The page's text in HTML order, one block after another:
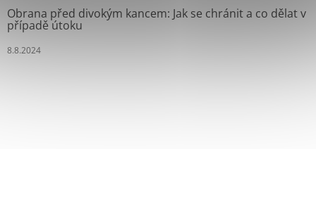
Obrana před divokým kancem: Jak se chránit a co dělat v
případě útoku
8.8.2024